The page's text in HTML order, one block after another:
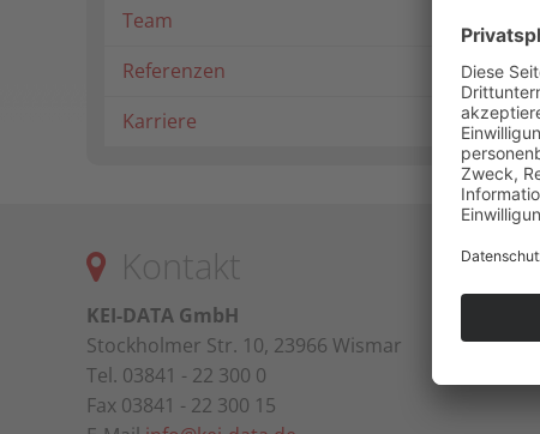
Team
Referenzen
Karriere
Kontakt
KEI-DATA GmbH
Stockholmer Str. 10, 23966 Wismar
Tel. 03841 - 22 300 0
Fax 03841 - 22 300 15